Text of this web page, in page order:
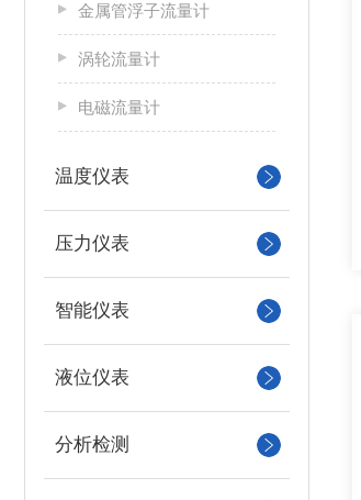
金属管浮子流量计
涡轮流量计
电磁流量计
温度仪表
压力仪表
智能仪表
液位仪表
分析检测